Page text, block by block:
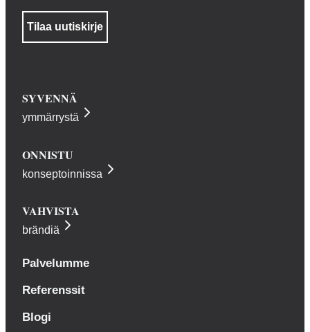
SYVENNÄ
ymmärrystä
ONNISTU
konseptoinnissa
VAHVISTA
brändiä
Palvelumme
Referenssit
Blogi